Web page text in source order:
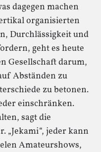
dagegen machen
organisierten
Durchlässigkeit und
geht es heute
Gesellschaft darum,
Abständen zu
zu betonen.
einschränken.
sagt die
„Jekami“, jeder kann
Amateurshows,